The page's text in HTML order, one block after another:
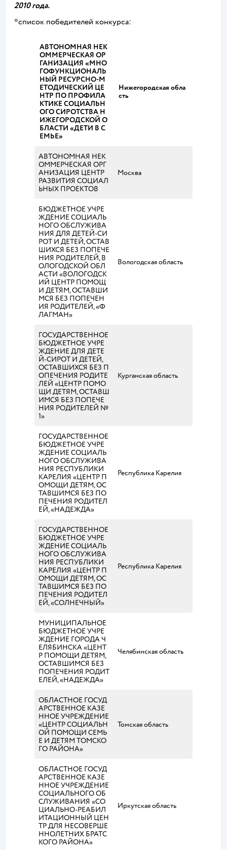
2010 года.
*список победителей конкурса:
АВТОНОМНАЯ НЕК
ОММЕРЧЕСКАЯ ОР
ГАНИЗАЦИЯ «МНО
ГОФУНКЦИОНАЛЬ
НЫЙ РЕСУРСНО-М
ЕТОДИЧЕСКИЙ ЦЕ
НТР ПО ПРОФИЛА
КТИКЕ СОЦИАЛЬН
ОГО СИРОТСТВА Н
ИЖЕГОРОДСКОЙ О
БЛАСТИ «ДЕТИ В С
ЕМЬЕ»
Нижегородская обла
сть
АВТОНОМНАЯ НЕК
ОММЕРЧЕСКАЯ ОРГ
АНИЗАЦИЯ ЦЕНТР
РАЗВИТИЯ СОЦИАЛ
ЬНЫХ ПРОЕКТОВ
Москва
БЮДЖЕТНОЕ УЧРЕ
ЖДЕНИЕ СОЦИАЛЬ
НОГО ОБСЛУЖИВА
НИЯ ДЛЯ ДЕТЕЙ-СИ
РОТ И ДЕТЕЙ, ОСТАВ
ШИХСЯ БЕЗ ПОПЕЧЕ
НИЯ РОДИТЕЛЕЙ, В
ОЛОГОДСКОЙ ОБЛ
АСТИ «ВОЛОГОДСК
ИЙ ЦЕНТР ПОМОЩ
И ДЕТЯМ, ОСТАВШИ
МСЯ БЕЗ ПОПЕЧЕН
ИЯ РОДИТЕЛЕЙ, «Ф
ЛАГМАН»
Вологодская область
ГОСУДАРСТВЕННОЕ
БЮДЖЕТНОЕ УЧРЕ
ЖДЕНИЕ ДЛЯ ДЕТЕ
Й-СИРОТ И ДЕТЕЙ,
ОСТАВШИХСЯ БЕЗ П
ОПЕЧЕНИЯ РОДИТЕ
ЛЕЙ «ЦЕНТР ПОМО
ЩИ ДЕТЯМ, ОСТАВШ
ИМСЯ БЕЗ ПОПЕЧЕ
НИЯ РОДИТЕЛЕЙ №
1»
Курганская область
ГОСУДАРСТВЕННОЕ
БЮДЖЕТНОЕ УЧРЕ
ЖДЕНИЕ СОЦИАЛЬ
НОГО ОБСЛУЖИВА
НИЯ РЕСПУБЛИКИ
КАРЕЛИЯ «ЦЕНТР П
ОМОЩИ ДЕТЯМ, ОС
ТАВШИМСЯ БЕЗ ПО
ПЕЧЕНИЯ РОДИТЕЛ
ЕЙ, «НАДЕЖДА»
Республика Карелия
ГОСУДАРСТВЕННОЕ
БЮДЖЕТНОЕ УЧРЕ
ЖДЕНИЕ СОЦИАЛЬ
НОГО ОБСЛУЖИВА
НИЯ РЕСПУБЛИКИ
КАРЕЛИЯ «ЦЕНТР П
ОМОЩИ ДЕТЯМ, ОС
ТАВШИМСЯ БЕЗ ПО
ПЕЧЕНИЯ РОДИТЕЛ
ЕЙ, «СОЛНЕЧНЫЙ»
Республика Карелия
МУНИЦИПАЛЬНОЕ
БЮДЖЕТНОЕ УЧРЕ
ЖДЕНИЕ ГОРОДА Ч
ЕЛЯБИНСКА «ЦЕНТ
Р ПОМОЩИ ДЕТЯМ,
ОСТАВШИМСЯ БЕЗ
ПОПЕЧЕНИЯ РОДИТ
ЕЛЕЙ, «НАДЕЖДА»
Челябинская область
ОБЛАСТНОЕ ГОСУД
АРСТВЕННОЕ КАЗЕ
ННОЕ УЧРЕЖДЕНИЕ
«ЦЕНТР СОЦИАЛЬН
ОЙ ПОМОЩИ СЕМЬ
Е И ДЕТЯМ ТОМСКО
ГО РАЙОНА»
Томская область
ОБЛАСТНОЕ ГОСУД
АРСТВЕННОЕ КАЗЕ
ННОЕ УЧРЕЖДЕНИЕ
СОЦИАЛЬНОГО ОБ
СЛУЖИВАНИЯ «СО
ЦИАЛЬНО-РЕАБИЛ
ИТАЦИОННЫЙ ЦЕН
ТР ДЛЯ НЕСОВЕРШЕ
ННОЛЕТНИХ БРАТС
КОГО РАЙОНА»
Иркутская область